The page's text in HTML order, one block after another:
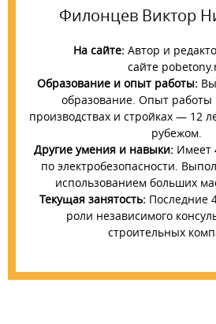
Филонцев Виктор
На сайте: Автор и
сайте
Образование и опыт работы:
образование. Опыт
производствах и стройках — 12
рубежом.
Другие умения и навыки:Имеет
по электробезопасности.
использованием больших
Текущая занятость: Последние
роли независимого
строительных